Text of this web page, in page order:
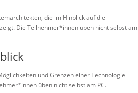
die im Hinblick auf die
Die Teilnehmer*innen üben nicht selbst am
und Grenzen einer Technologie
üben nicht selbst am PC.